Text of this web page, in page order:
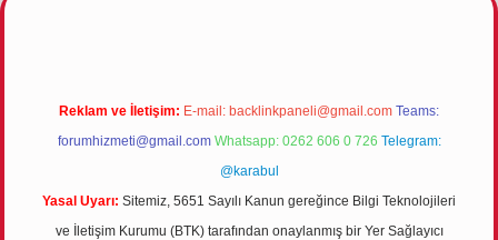
Reklam ve İletişim: E-mail: backlinkpaneli@gmail.com Teams:
forumhizmeti@gmail.com Whatsapp: 0262 606 0 726 Telegram:
@karabul
Yasal Uyarı: Sitemiz, 5651 Sayılı Kanun gereğince Bilgi Teknolojileri
ve İletişim Kurumu (BTK) tarafından onaylanmış bir Yer Sağlayıcı